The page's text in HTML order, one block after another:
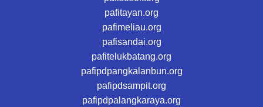
pafitayan.org
pafimeliau.org
pafisandai.org
pafitelukbatang.org
pafipdpangkalanbun.org
pafipdsampit.org
pafipdpalangkaraya.org